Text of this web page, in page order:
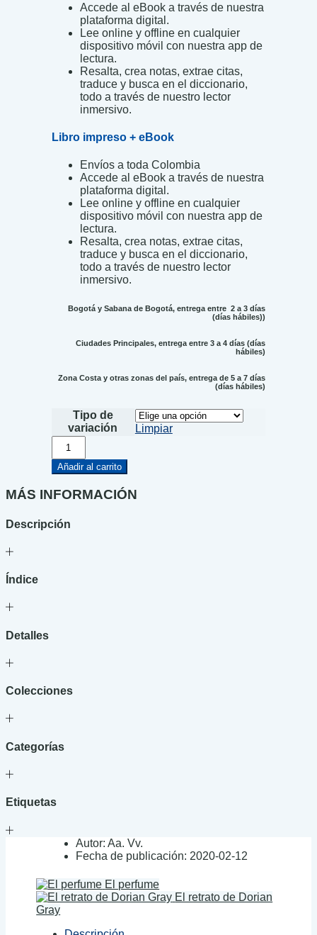
Accede al eBook a través de nuestra
plataforma digital.
Lee online y offline en cualquier
dispositivo móvil con nuestra app de
lectura.
Resalta, crea notas, extrae citas,
traduce y busca en el diccionario,
todo a través de nuestro lector
inmersivo.
Libro impreso + eBook
Envíos a toda Colombia
Accede al eBook a través de nuestra
plataforma digital.
Lee online y offline en cualquier
dispositivo móvil con nuestra app de
lectura.
Resalta, crea notas, extrae citas,
traduce y busca en el diccionario,
todo a través de nuestro lector
inmersivo.
Bogotá y Sabana de Bogotá, entrega entre 2 a 3 días
(días hábiles))
Ciudades Principales, entrega entre 3 a 4 días (días
hábiles)
Zona Costa y otras zonas del país, entrega de 5 a 7 días
(días hábiles)
Tipo de
variación
Limpiar
relato
del
cantidad
Añadir al carrito
MÁS INFORMACIÓN
Descripción
Índice
Detalles
Colecciones
Categorías
Etiquetas
Autor: Aa. Vv.
Fecha de publicación: 2020-02-12
El perfume
El retrato de Dorian
Gray